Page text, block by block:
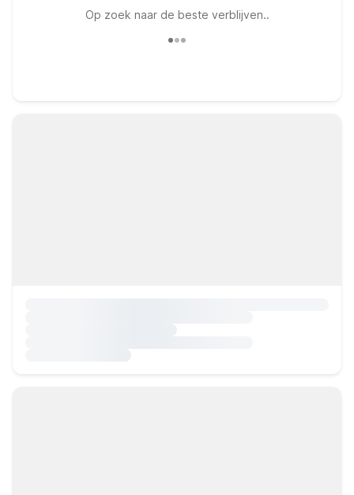
Op zoek naar de beste verblijven..